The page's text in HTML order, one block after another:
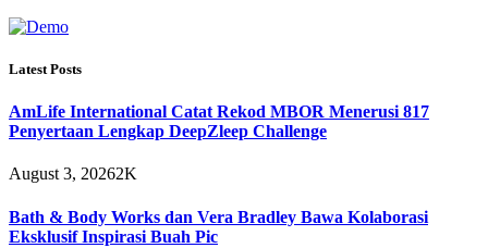
Latest Posts
AmLife International Catat Rekod MBOR Menerusi 817
Penyertaan Lengkap DeepZleep Challenge
August 3, 20262K
Bath & Body Works dan Vera Bradley Bawa Kolaborasi
Eksklusif Inspirasi Buah Pic